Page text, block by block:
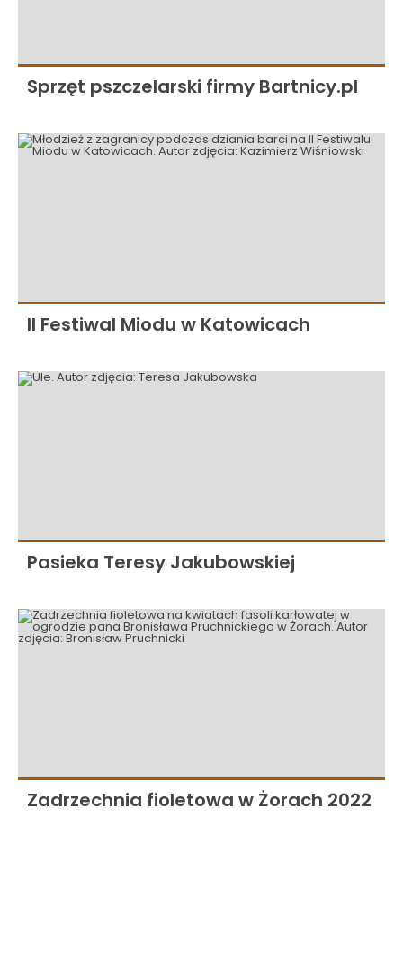
Sprzęt pszczelarski firmy Bartnicy.pl
II Festiwal Miodu w Katowicach
Pasieka Teresy Jakubowskiej
Zadrzechnia fioletowa w Żorach 2022